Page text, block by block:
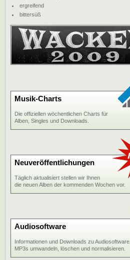
ergreifend
bittersüß
Musik-Charts
Die offiziellen wöchentlichen Charts für
Alben, Singles und Downloads.
Neuveröffentlichungen
Täglich aktualisiert stellen wir Ihnen
die neuen Alben der kommenden Wochen vor.
Audiosoftware
Informationen und Downloads zu Audiosoftware,
MP3s umwandeln, löschen und normalisieren.